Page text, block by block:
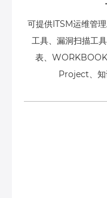
可提供ITSM运维管
工具、漏洞扫描工
表、
Project、知